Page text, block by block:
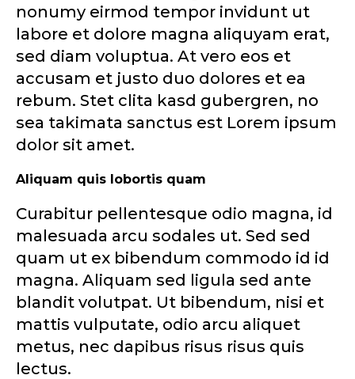
nonumy eirmod tempor invidunt ut
labore et dolore magna aliquyam erat,
sed diam voluptua. At vero eos et
accusam et justo duo dolores et ea
rebum. Stet clita kasd gubergren, no
sea takimata sanctus est Lorem ipsum
dolor sit amet.
Aliquam quis lobortis quam
Curabitur pellentesque odio magna, id
malesuada arcu sodales ut. Sed sed
quam ut ex bibendum commodo id id
magna. Aliquam sed ligula sed ante
blandit volutpat. Ut bibendum, nisi et
mattis vulputate, odio arcu aliquet
metus, nec dapibus risus risus quis
lectus.